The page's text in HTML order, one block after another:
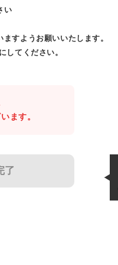
い
すようお願いいたします。
してください。
ます。
了